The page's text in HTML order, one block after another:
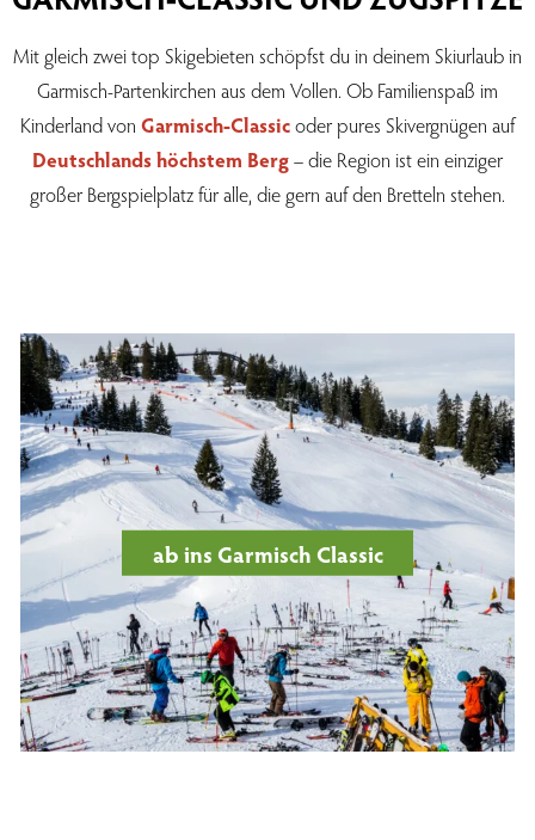
Mit gleich zwei top Skigebieten schöpfst du in deinem Skiurlaub in
Garmisch-Partenkirchen aus dem Vollen. Ob Familienspaß im
Kinderland von Garmisch-Classicoder pures Skivergnügen auf
Deutschlands höchstem Berg– die Region ist ein einziger
großer Bergspielplatz für alle, die gern auf den Bretteln stehen.
ab ins Garmisch Classic